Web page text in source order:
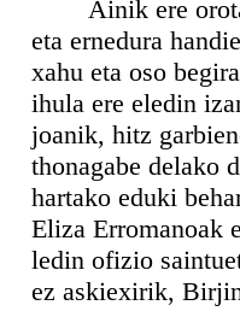
Ainik ere orotan
eta ernedura
xahu eta oso
ihula ere eledin
joanik, hitz
thonagabe delako
hartako eduki
Eliza Erromanoak
ledin ofizio
ez askiexirik,